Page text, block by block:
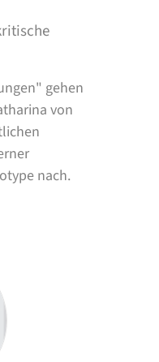
gehen
von
nach.